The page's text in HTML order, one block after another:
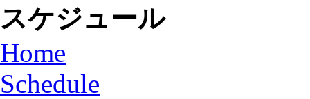
スケジュール
Home
Schedule